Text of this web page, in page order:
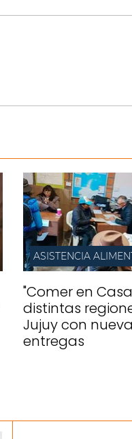
ASISTENCIA
"Comer en
distintas
Jujuy con
entregas